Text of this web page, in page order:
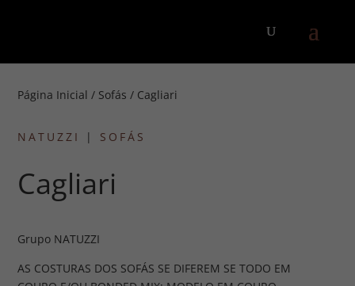
Página Inicial / Sofás / Cagliari
NATUZZI | SOFÁS
Cagliari
Grupo NATUZZI
AS COSTURAS DOS SOFÁS SE DIFEREM SE TODO EM